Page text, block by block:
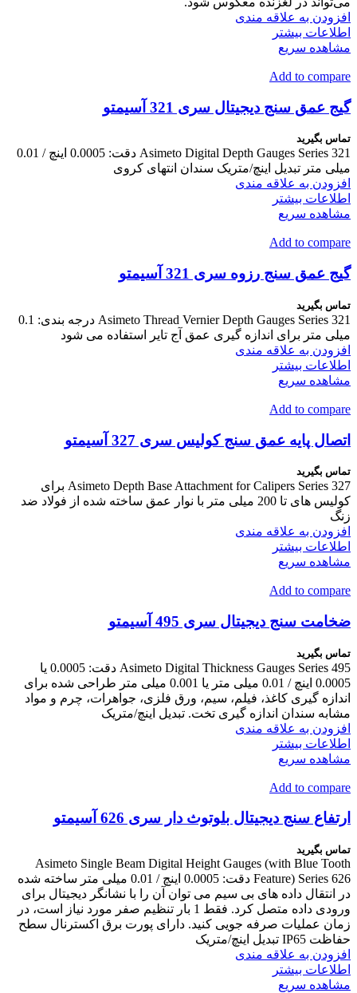
افزودن به علاقه مندی
اطلاعات بیشتر
مشاهده سریع
Add to compare
گیج عمق سنج دیجیتال سری 321 آسیمتو
تماس بگیرید
Asimeto Digital Depth Gauges Series 321 دقت: 0.0005 اینچ / 0.01
میلی متر تبدیل اینچ/متریک سندان انتهای کروی
افزودن به علاقه مندی
اطلاعات بیشتر
مشاهده سریع
Add to compare
گیج عمق سنج رزوه سری 321 آسیمتو
تماس بگیرید
Asimeto Thread Vernier Depth Gauges Series 321 درجه بندی: 0.1
میلی متر برای اندازه گیری عمق آج تایر استفاده می شود
افزودن به علاقه مندی
اطلاعات بیشتر
مشاهده سریع
Add to compare
اتصال پایه عمق سنج کولیس سری 327 آسیمتو
تماس بگیرید
Asimeto Depth Base Attachment for Calipers Series 327 برای
کولیس های تا 200 میلی متر با نوار عمق ساخته شده از فولاد ضد
زنگ
افزودن به علاقه مندی
اطلاعات بیشتر
مشاهده سریع
Add to compare
ضخامت سنج دیجیتال سری 495 آسیمتو
تماس بگیرید
Asimeto Digital Thickness Gauges Series 495 دقت: 0.0005 یا
0.0005 اینچ / 0.01 میلی متر یا 0.001 میلی متر طراحی شده برای
اندازه گیری کاغذ، فیلم، سیم، ورق فلزی، جواهرات، چرم و مواد
مشابه سندان اندازه گیری تخت. تبدیل اینچ/متریک
افزودن به علاقه مندی
اطلاعات بیشتر
مشاهده سریع
Add to compare
ارتفاع سنج دیجیتال بلوتوث دار سری 626 آسیمتو
تماس بگیرید
Asimeto Single Beam Digital Height Gauges (with Blue Tooth
Feature) Series 626 دقت: 0.0005 اینچ / 0.01 میلی متر ساخته شده
در انتقال داده های بی سیم می توان آن را با نشانگر دیجیتال برای
ورودی داده متصل کرد. فقط 1 بار تنظیم صفر مورد نیاز است، در
زمان عملیات صرفه جویی کنید. دارای پورت برق اکسترنال سطح
حفاظت IP65 تبدیل اینچ/متریک
افزودن به علاقه مندی
اطلاعات بیشتر
مشاهده سریع